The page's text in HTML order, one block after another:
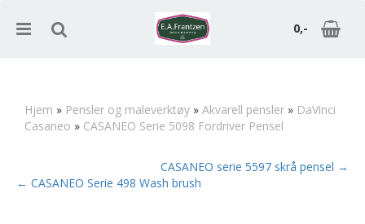
0,-
Hjem » Pensler og maleverktøy » Akvarell pensler » DaVinci
Casaneo » CASANEO Serie 5098 Fordriver Pensel
CASANEO serie 5597 skrå pensel →
← CASANEO Serie 498 Wash brush
Trykk ENTER for å søke